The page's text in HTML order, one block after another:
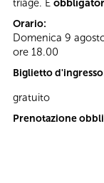
triage. È
Orario:
Domenica 9
ore 18.00
Biglietto
gratuito
Prenotazione